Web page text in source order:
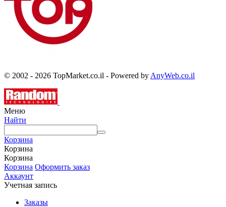
© 2002 - 2026 TopMarket.co.il - Powered by AnyWeb.co.il
Меню
Найти
Корзина
Корзина
Корзина
Корзина Оформить заказ
Аккаунт
Учетная запись
Заказы